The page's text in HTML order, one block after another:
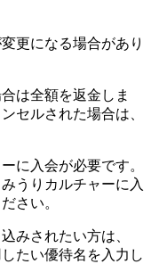
更になる場合があり
は全額を返金しま
セルされた場合は、
に入会が必要です。
うりカルチャーに入
さい。
みされたい方は、
たい優待名を入力し